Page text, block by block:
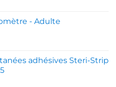
- Adulte
adhésives Steri-Strip